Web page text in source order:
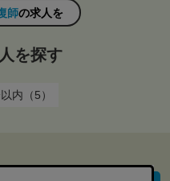
師の求人を
を探す
内（5）